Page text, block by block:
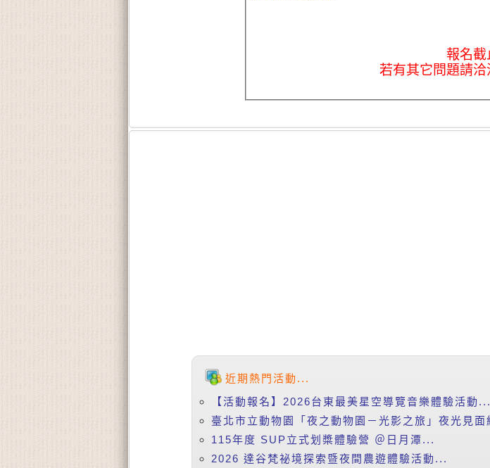
報名截
若有其它問題請洽
近期熱門活動...
【活動報名】2026台東最美星空導覽音樂體驗活動...
臺北市立動物園「夜之動物園－光影之旅」夜光見面
115年度 SUP立式划槳體驗營 ＠日月潭...
2026 達谷梵祕境探索暨夜間農遊體驗活動...